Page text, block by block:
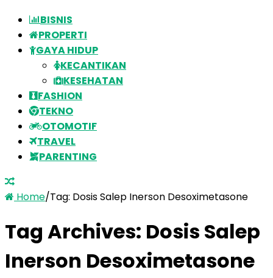
BISNIS
PROPERTI
GAYA HIDUP
KECANTIKAN
KESEHATAN
FASHION
TEKNO
OTOMOTIF
TRAVEL
PARENTING
Home/Tag: Dosis Salep Inerson Desoximetasone
Tag Archives: Dosis Salep
Inerson Desoximetasone